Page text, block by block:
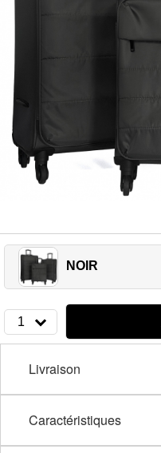
NOIR
1
Livraison
Caractéristiques